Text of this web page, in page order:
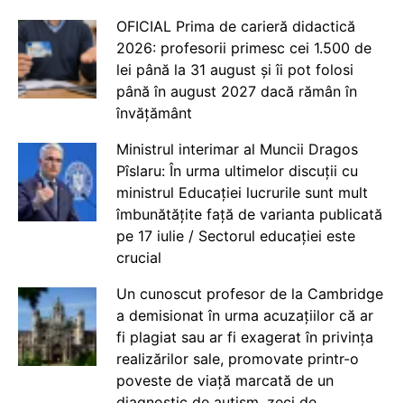
OFICIAL Prima de carieră didactică
2026: profesorii primesc cei 1.500 de
lei până la 31 august și îi pot folosi
până în august 2027 dacă rămân în
învățământ
Ministrul interimar al Muncii Dragos
Pîslaru: În urma ultimelor discuții cu
ministrul Educației lucrurile sunt mult
îmbunătățite față de varianta publicată
pe 17 iulie / Sectorul educației este
crucial
Un cunoscut profesor de la Cambridge
a demisionat în urma acuzațiilor că ar
fi plagiat sau ar fi exagerat în privința
realizărilor sale, promovate printr-o
poveste de viață marcată de un